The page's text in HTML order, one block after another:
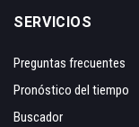
SERVICIOS
Preguntas frecuentes
Pronóstico del tiempo
Buscador